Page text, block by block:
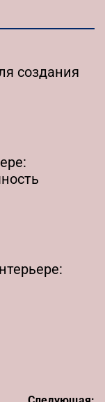
создания